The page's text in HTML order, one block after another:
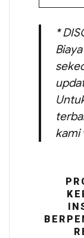
*
kami